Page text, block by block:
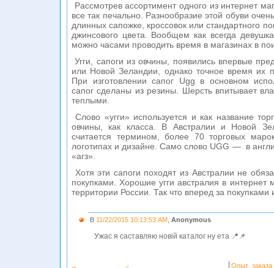
Рассмотрев ассортимент одного из интернет
все так печально. Разнообразие этой обуви
длинных сапожке, кроссовок или стандартного
джинсового цвета. Вообщем как всегда
можно часами проводить время в магазинах в
Угги, сапоги из овчины, появились впервые
или Новой Зеландии, однако точное время их
При изготовлении сапог Ugg в основном
сапог сделаны из резины. Шерсть впитывает
теплыми.
Слово «угги» используется и как название
овчины, как класса. В Австралии и Новой
считается термином, более 70 торговых
логотипах и дизайне. Само слово UGG — в
«агз».
Хотя эти сапоги походят из Австралии не
покупками. Хорошие угги австралия в интернет
территории России. Так что вперед за
В 11/22/2015 10:13:53 AM Anonymous
Ужас я саставляю новій каталог ну ета 📍📌
Опыт